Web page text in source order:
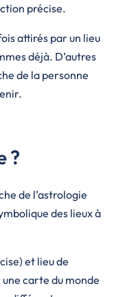
précise.
attirés par un lieu
déjà. D’autres
de la personne
?
de l’astrologie
des lieux à
et lieu de
carte du monde